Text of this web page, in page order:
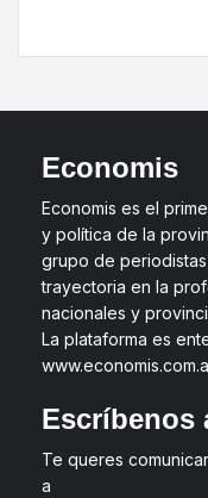
Economis
Economis es el
y política de la
grupo de
trayectoria en la
nacionales y
La plataforma es
Escríbenos
Te queres
a